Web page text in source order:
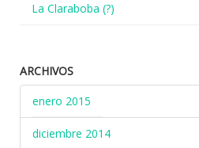
La Claraboba (?)
ARCHIVOS
enero 2015
diciembre 2014